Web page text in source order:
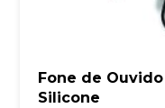
Fone de
Silicone